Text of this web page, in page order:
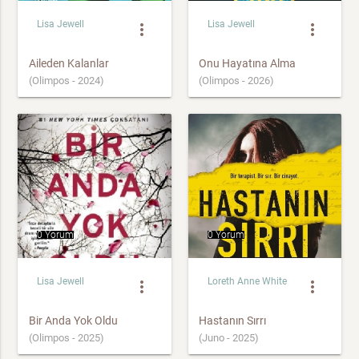
Lisa Jewell more_vert
Aileden Kalanlar
(Olimpos - 2024)
Lisa Jewell more_vert
Onu Hayatına Alma
(Olimpos - 2026)
0 Yorum
Lisa Jewell more_vert
Bir Anda Yok Oldu
(Olimpos - 2025)
0 Yorum
Loreth Anne White more_vert
Hastanın Sırrı
(Juno - 2025)